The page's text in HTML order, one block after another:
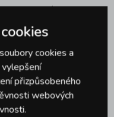
, v nabídce najdete i
svíček
a důkladném vyčištění
drobnosti
cookies a
přizpůsobeného
webových